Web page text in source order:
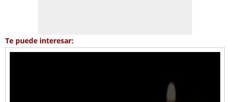
Te puede interesar: